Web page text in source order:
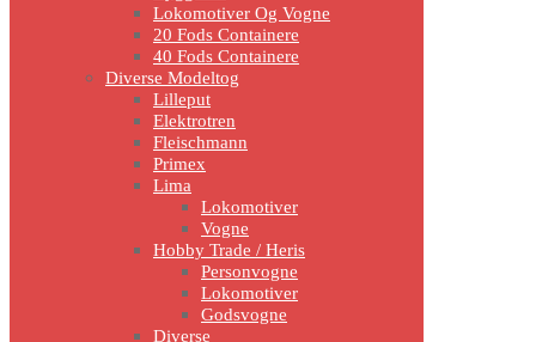
Lokomotiver Og Vogne
20 Fods Containere
40 Fods Containere
Diverse Modeltog
Lilleput
Elektrotren
Fleischmann
Primex
Lima
Lokomotiver
Vogne
Hobby Trade / Heris
Personvogne
Lokomotiver
Godsvogne
Diverse